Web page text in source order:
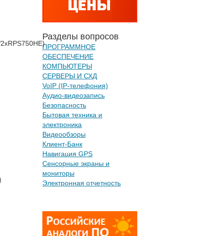
Разделы вопросов
ПРОГРАММНОЕ
ОБЕСПЕЧЕНИЕ
КОМПЬЮТЕРЫ
СЕРВЕРЫ И СХД
VoIP (IP-телефония)
Аудио-видеозапись
Безопасность
Бытовая техника и
электроника
Видеообзоры
Клиент-Банк
Навигация GPS
Сенсорные экраны и
мониторы
Электронная отчетность